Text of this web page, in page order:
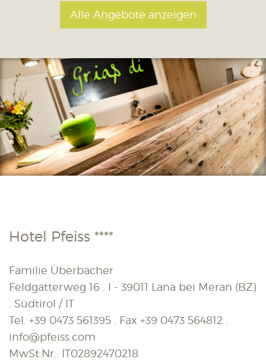
Alle Angebote anzeigen
Hotel Pfeiss ****
Familie Überbacher
Feldgatterweg 16 . I - 39011 Lana bei Meran (BZ)
. Südtirol / IT
Tel. +39 0473 561395 . Fax +39 0473 564812
info@pfeiss.com
MwSt.Nr.: IT02892470218